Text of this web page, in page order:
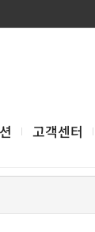
고객센터